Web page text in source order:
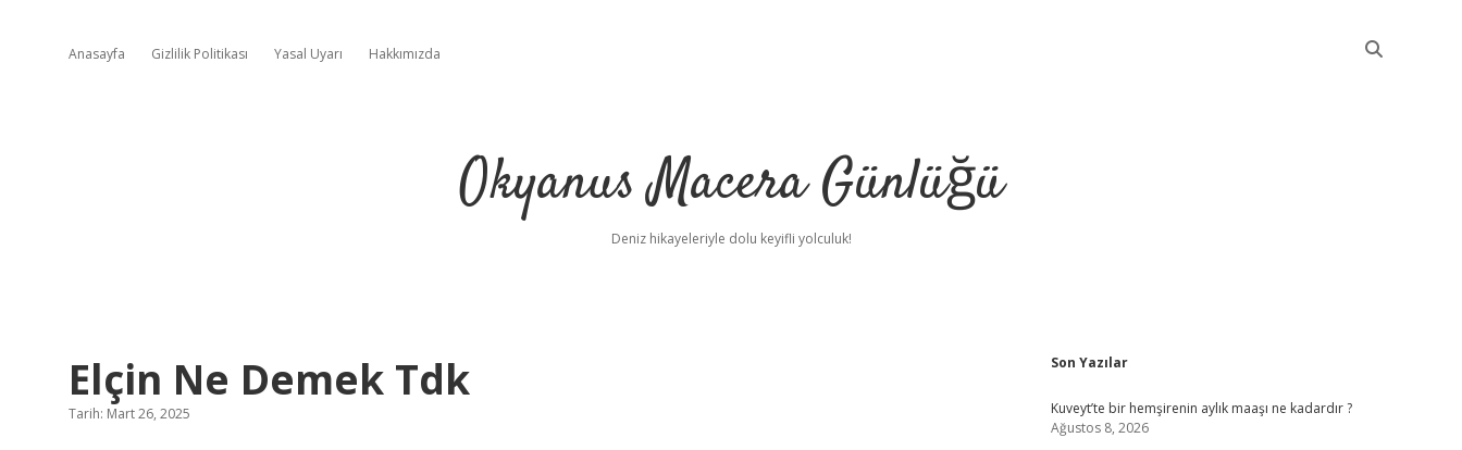
Anasayfa Gizlilik Politikası Yasal Uyarı Hakkımızda
Okyanus Macera Günlüğü
Deniz hikayeleriyle dolu keyifli yolculuk!
Elçin Ne Demek Tdk
Tarih: Mart 26, 2025
Sidebar
Son Yazılar
Kuveyt’te bir hemşirenin aylık maaşı ne kadardır ?
Ağustos 8, 2026